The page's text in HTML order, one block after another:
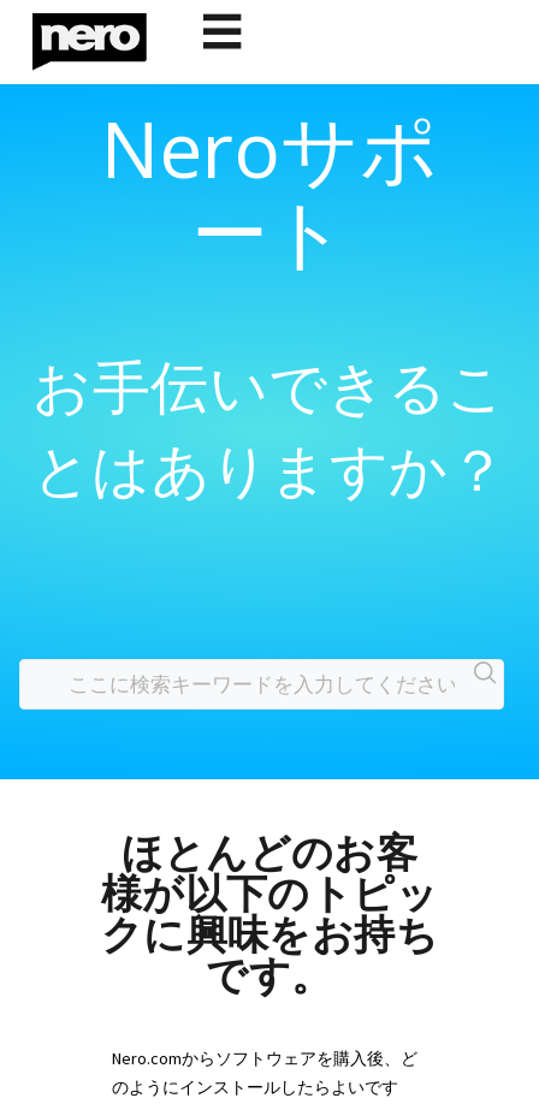
☰
Neroサポ
ート
お手伝いできるこ
とはありますか？
ほとんどのお客
様が以下のトピッ
クに興味をお持ち
です。
Nero.comからソフトウェアを購入後、ど
のようにインストールしたらよいです